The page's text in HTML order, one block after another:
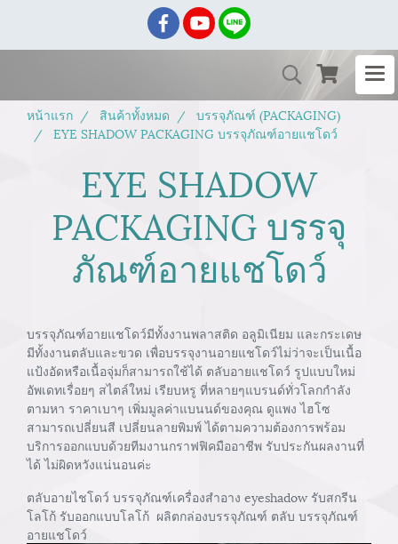
หน้าแรก สินค้าทั้งหมด
บรรจุภัณฑ์ (PACKAGING)
EYE SHADOW PACKAGING บรรจุภัณฑ์อายแชโดว์
EYE SHADOW
PACKAGING บรรจุ
ภัณฑ์อายแชโดว์
บรรจุภัณฑ์อายแชโดว์มีทั้งงานพลาสติด อลูมิเนียม และกระเดษ
มีทั้งงานตลับและขวด เพื่อบรรจุงานอายแชโดว์ไม่ว่าจะเป็นเนื้อ
แป้งอัดหรือเนื้อจุ่มก็สามารถใช้ได้ ตลับอายแชโดว์ รูปแบบใหม่
อัพเดทเรื่อยๆ สไตล์ใหม่ เรียบหรู ที่หลายๆแบรนด์ทั่วโลกกำลัง
ตามหา ราคาเบาๆ เพิ่มมูลค่าแบนนด์ของคุณ ดูแพง ไฮโซ
สามารถเปลี่ยนสี เปลี่ยนลายพิมพ์ ได้ตามความต้องการพร้อม
บริการออกแบบด้วยทีมงานกราฟฟิคมืออาชีพ รับประกันผลงานที่
ได้ ไม่ผิดหวังแน่นอนค่ะ
ตลับอายไชโดว์ บรรจุภัณฑ์เครื่องสำอาง eyeshadow รับสกรีน
โลโก้ รับออกแบบโลโก้ ผลิตกล่องบรรจุภัณฑ์ ตลับ บรรจุภัณฑ์
อายแชโดว์